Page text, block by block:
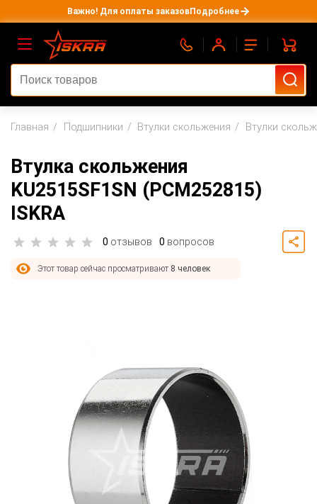
Важно! Для оплаты заказовПодробнее
Главная Подшипники Втулки скольжения Втулки
Втулка скольжения
KU2515SF1SN (PCM252815)
ISKRA
0 отзывов 0 вопросов
Этот товар сейчас просматривают 8 человек